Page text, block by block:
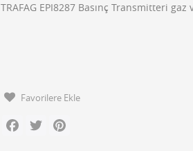
TRAFAG EPI8287 Basınç Transmitteri gaz
Favorilere Ekle
Facebook
Twitter